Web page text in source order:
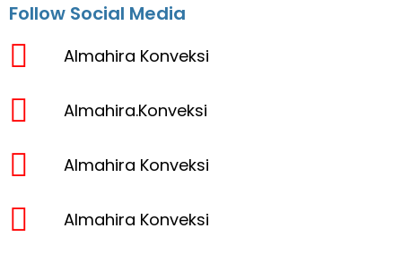
Follow Social Media
Almahira Konveksi
Almahira.Konveksi
Almahira Konveksi
Almahira Konveksi